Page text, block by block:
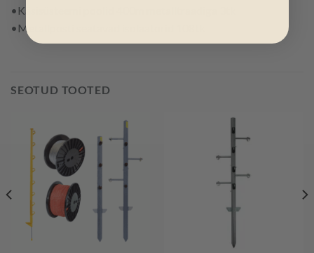
•Käsisüsteemi poolid 400m metalltraadiga 3tk
•Metallposti seatavad isolaatorid 108tk
SEOTUD TOOTED